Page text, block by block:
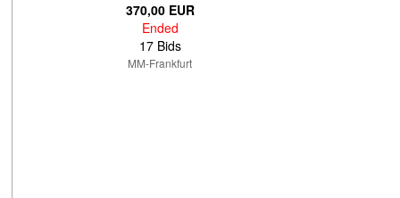
370,00 EUR
Ended
17 Bids
MM-Frankfurt